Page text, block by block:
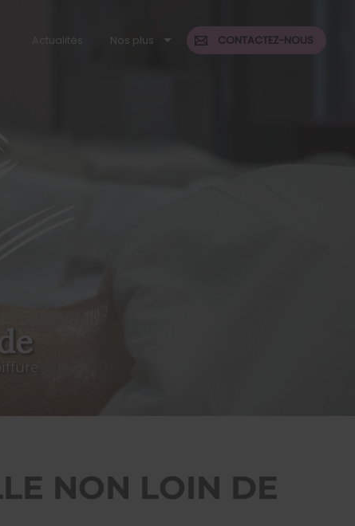
Actualités Nos plus CONTACTEZ-NOUS
NON LOIN DE